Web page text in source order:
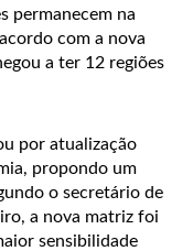
permanecem na
com a nova
a ter 12 regiões
por atualização
propondo um
o secretário de
a nova matriz foi
sensibilidade